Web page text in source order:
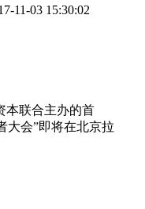
03 15:30:02
本联合主办的首
大会”即将在北京拉